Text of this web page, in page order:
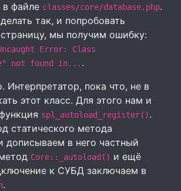
в файле classes/core/database.php.
так, и попробовать
мы получим ошибку:
Error: Class
not found in... .
Интерпретатор, пока что, не в
этот класс. Для этого нам и
spl_autoload_register().
статического метода
дописываем в него частный
Core::_autoload() и ещё
к СУБД заключаем в
.